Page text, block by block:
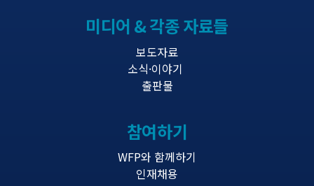
미디어 & 각종 자료들
보도자료
소식·이야기
출판물
참여하기
WFP와 함께하기
인재채용